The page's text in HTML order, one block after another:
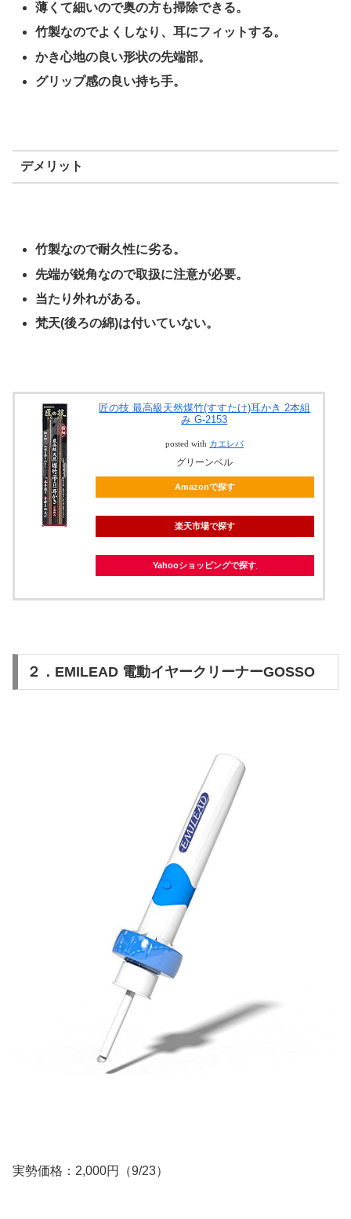
薄くて細いので奥の方も掃除できる。
竹製なのでよくしなり、耳にフィットする。
かき心地の良い形状の先端部。
グリップ感の良い持ち手。
デメリット
竹製なので耐久性に劣る。
先端が鋭角なので取扱に注意が必要。
当たり外れがある。
梵天(後ろの綿)は付いていない。
匠の技 最高級天然煤竹(すすたけ)耳かき 2本組
み G-2153
posted with カエレバ
グリーンベル
Amazonで探す
楽天市場で探す
Yahooショッピングで探す
２．EMILEAD 電動イヤークリーナーGOSSO
実勢価格：2,000円（9/23）